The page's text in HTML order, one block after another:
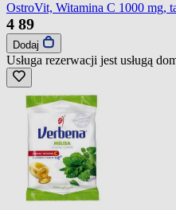
OstroVit, Witamina C 1000 mg,
4 89
Dodaj
Usługa rezerwacji jest usługą